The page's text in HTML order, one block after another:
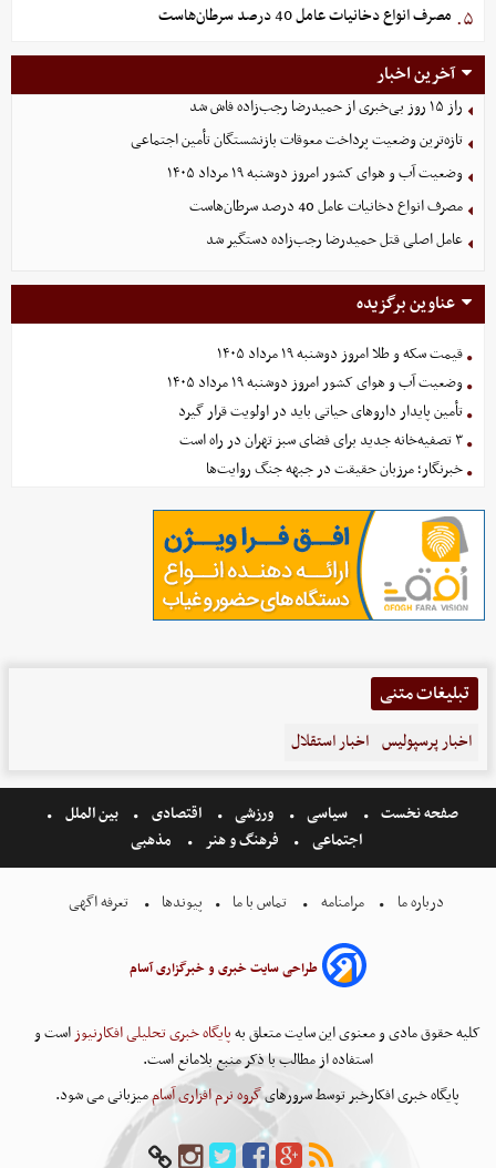
۵. مصرف انواع دخانیات عامل 40 درصد سرطان‌هاست
آخرین اخبار
راز ۱۵ روز بی‌خبری از حمیدرضا رجب‌زاده فاش شد
تازه‌ترین وضعیت پرداخت معوقات بازنشستگان تأمین اجتماعی
وضعیت آب و هوای کشور امروز دوشنبه ۱۹ مرداد ۱۴۰۵
مصرف انواع دخانیات عامل 40 درصد سرطان‌هاست
عامل اصلی قتل حمیدرضا رجب‌زاده دستگیر شد
عناوین برگزیده
قیمت سکه و طلا امروز دوشنبه ۱۹ مرداد ۱۴۰۵
وضعیت آب و هوای کشور امروز دوشنبه ۱۹ مرداد ۱۴۰۵
تأمین پایدار داروهای حیاتی باید در اولویت قرار گیرد
۳ تصفیه‌خانه جدید برای فضای سبز تهران در راه است
خبرنگار؛ مرزبان حقیقت در جبهه جنگ روایت‌ها
تبلیغات متنی
اخبار پرسپولیس اخبار استقلال
صفحه نخست سیاسی ورزشی اقتصادی
بین الملل
اجتماعی
فرهنگ و هنر مذهبی
درباره ما مرامنامه تماس با ما پیوندها تعرفه اگهی
طراحی سایت خبری و خبرگزاری آسام
کلیه حقوق مادی و معنوی این سایت متعلق بهپایگاه خبری تحلیلی افکارنیوزاست و
استفاده از مطالب با ذکر منبع بلامانع است.
پایگاه خبری افکارخبر توسط سرورهایگروه نرم افزاری آساممیزبانی می شود.